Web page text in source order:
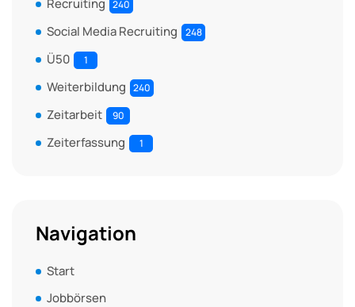
240
Social Media Recruiting 248
Ü50 1
Weiterbildung 240
Zeitarbeit 90
Zeiterfassung 1
Navigation
Start
Jobbörsen